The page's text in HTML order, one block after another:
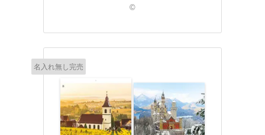
©
名入れ無し完売